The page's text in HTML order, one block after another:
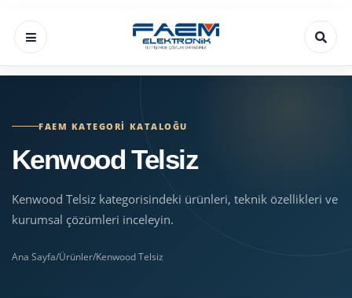
FAEM KATEGORI KATALOĞU
Kenwood Telsiz
Kenwood Telsiz kategorisindeki ürünleri, teknik özellikleri ve
kurumsal çözümleri inceleyin.
Ana Sayfa/Ürünler/Kenwood Telsiz